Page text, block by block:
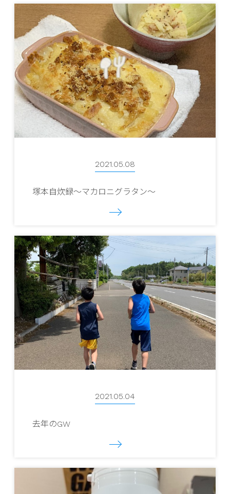
2021.05.08
塚本自炊録～マカロニグラタン～
2021.05.04
去年のGW